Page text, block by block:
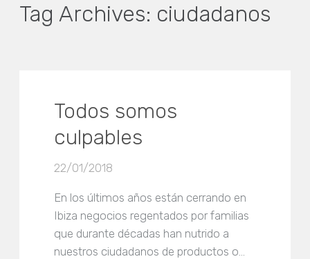
Tag Archives: ciudadanos
Todos somos
culpables
22/01/2018
En los últimos años están cerrando en
Ibiza negocios regentados por familias
que durante décadas han nutrido a
nuestros ciudadanos de productos o…